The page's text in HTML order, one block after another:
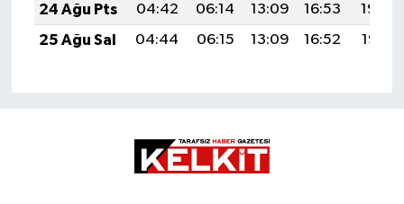
24 Ağu Pts
04:42 06:14 13:09 16:53
19:54
25 Ağu Sal
04:44 06:15 13:09 16:52 19:52